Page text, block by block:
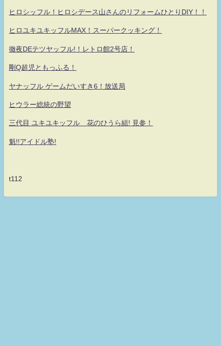
ヒロシッフル！ヒロシデース山さんのリフォームひとりDIY！！
ヒロユキユキッフルMAX！スーパークッキング！
徹夜DEテツヤッフル!！レトロ館2号店！
剛Q超児ともっふる！
ヤナッフル ゲームだいすき6！放送局
ヒウラー総統の野望
三代目 ユキユキッフル 花のひうら組! 見参！
魁!!アイドル塾!
t112